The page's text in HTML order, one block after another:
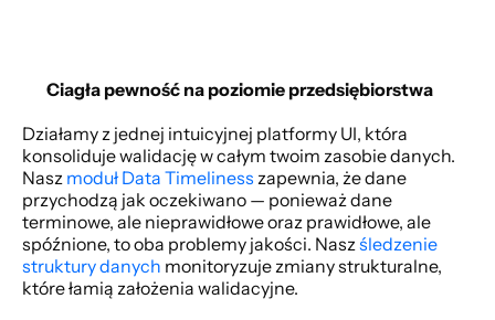
Ciagła pewność na poziomie przedsiębiorstwa
Działamy z jednej intuicyjnej platformy UI, która
konsoliduje walidację w całym twoim zasobie danych.
Nasz moduł Data Timeliness zapewnia, że dane
przychodzą jak oczekiwano — ponieważ dane
terminowe, ale nieprawidłowe oraz prawidłowe, ale
spóźnione, to oba problemy jakości. Nasz śledzenie
struktury danych monitoryzuje zmiany strukturalne,
które łamią założenia walidacyjne.